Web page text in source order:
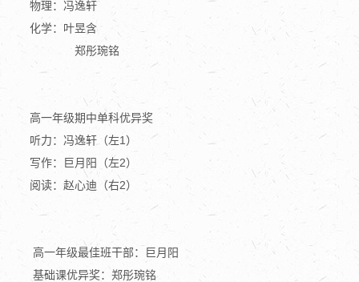
物理：冯逸轩
化学：叶昱含
郑彤琬铭
高一年级期中单科优异奖
听力：冯逸轩（左1）
写作：巨月阳（左2）
阅读：赵心迪（右2）
高一年级最佳班干部：
巨月阳
基础课优异奖： 郑彤琬铭